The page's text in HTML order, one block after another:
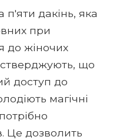
дакінь, яка
при
до жіночих
що
доступ до
магічні
Це дозволить